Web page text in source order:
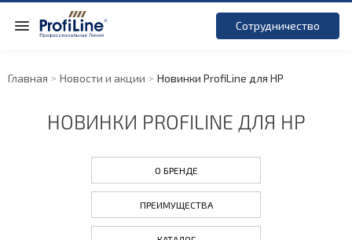
Сотрудничество
Главная Новости и акции Новинки ProfiLine для HP
НОВИНКИ PROFILINE ДЛЯ HP
О БРЕНДЕ
ПРЕИМУЩЕСТВА